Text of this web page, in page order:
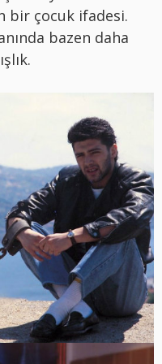
bir çocuk ifadesi.
bazen daha